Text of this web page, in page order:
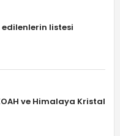
listesi
ve Himalaya Kristal